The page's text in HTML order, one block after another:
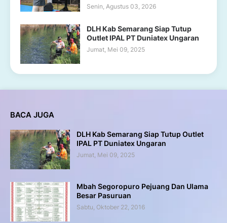
Senin, Agustus 03, 2026
DLH Kab Semarang Siap Tutup
Outlet IPAL PT Duniatex Ungaran
Jumat, Mei 09, 2025
BACA JUGA
DLH Kab Semarang Siap Tutup Outlet
IPAL PT Duniatex Ungaran
Jumat, Mei 09, 2025
Mbah Segoropuro Pejuang Dan Ulama
Besar Pasuruan
Sabtu, Oktober 22, 2016